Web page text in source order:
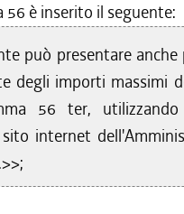
56 è inserito il seguente:
può presentare
degli importi massimi
56 ter, utilizzando
internet